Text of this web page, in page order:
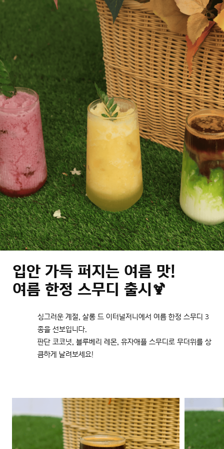
입안 가득 퍼지는 여름 맛!
여름 한정 스무디 출시🍹
싱그러운 계절, 살롱 드 이터널저니에서 여름 한정 스무디 3
종을 선보입니다.
판단 코코넛, 블루베리 레몬, 유자애플 스무디로 무더위를 상
큼하게 날려보세요!